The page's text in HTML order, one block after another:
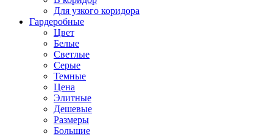
Для узкого коридора
Гардеробные
Цвет
Белые
Светлые
Серые
Темные
Цена
Элитные
Дешевые
Размеры
Большие